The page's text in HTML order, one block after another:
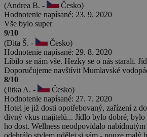
(Andrea B. -
Česko)
Hodnotenie napísané: 23. 9. 2020
Vše bylo super
9/10
(Dita Š. -
Česko)
Hodnotenie napísané: 29. 8. 2020
Líbilo se nám vše. Hezky se o nás starali.
Doporučujeme navštívit Mumlavské
8/10
(Jitka A. -
Česko)
Hodnotenie napísané: 27. 7. 2020
Hotel je již dosti opotřebovaný, zařízení z
divný vkus majitelů... Jídlo bylo dobré, bylo
ho dost. Wellness neodpovídalo nabídnutým
odehrálo stylem udělej si sám - pouze malý